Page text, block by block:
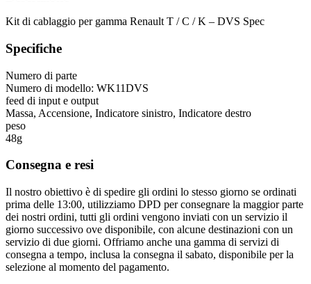
Kit di cablaggio per gamma Renault T / C / K – DVS Spec
Specifiche
Numero di parte
Numero di modello: WK11DVS
feed di input e output
Massa, Accensione, Indicatore sinistro, Indicatore destro
peso
48g
Consegna e resi
Il nostro obiettivo è di spedire gli ordini lo stesso giorno se ordinati
prima delle 13:00, utilizziamo DPD per consegnare la maggior parte
dei nostri ordini, tutti gli ordini vengono inviati con un servizio il
giorno successivo ove disponibile, con alcune destinazioni con un
servizio di due giorni. Offriamo anche una gamma di servizi di
consegna a tempo, inclusa la consegna il sabato, disponibile per la
selezione al momento del pagamento.